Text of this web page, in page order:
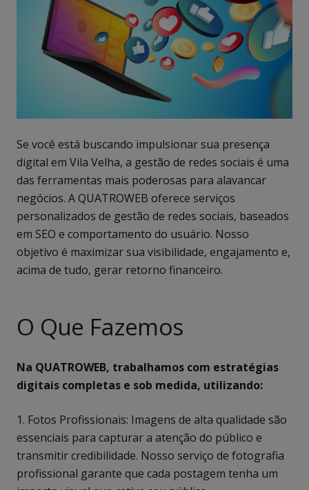
Se você está buscando impulsionar sua presença
digital em Vila Velha, a gestão de redes sociais é uma
das ferramentas mais poderosas para alavancar
negócios. A QUATROWEB oferece serviços
personalizados de gestão de redes sociais, baseados
em SEO e comportamento do usuário. Nosso
objetivo é maximizar sua visibilidade, engajamento e,
acima de tudo, gerar retorno financeiro.
O Que Fazemos
Na QUATROWEB, trabalhamos com estratégias
digitais completas e sob medida, utilizando:
1. Fotos Profissionais: Imagens de alta qualidade são
essenciais para capturar a atenção do público e
transmitir credibilidade. Nosso serviço de fotografia
profissional garante que cada postagem tenha um